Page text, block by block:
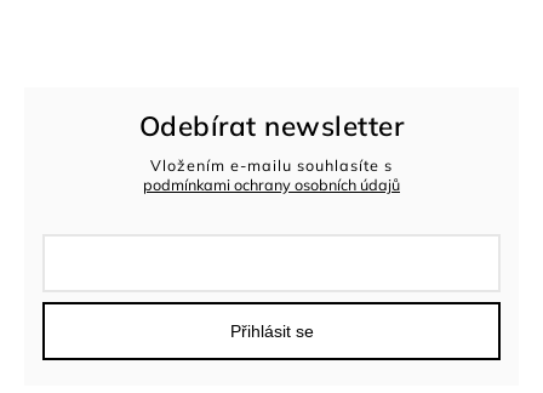
Odebírat newsletter
Vložením e-mailu souhlasíte s
podmínkami ochrany osobních údajů
Přihlásit se